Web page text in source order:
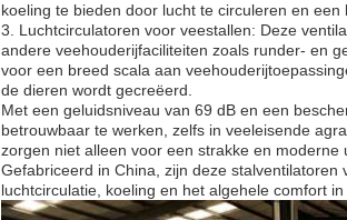
koeling te bieden door lucht te circuleren en
3. Luchtcirculatoren voor veestallen: Deze
andere veehouderijfaciliteiten zoals runder- en
voor een breed scala aan
de dieren wordt gecreëerd.
Met een geluidsniveau van 69 dB en een
betrouwbaar te werken, zelfs in veeleisende
zorgen niet alleen voor een strakke en
Gefabriceerd in China, zijn deze
luchtcirculatie, koeling en het algehele comfort